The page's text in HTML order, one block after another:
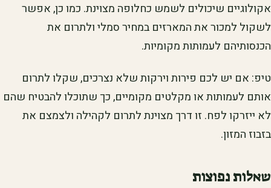
אקולוגיים שיכולים לשמש כחלופה מצוינת. כמו כן, אפשר
לשקול למכור את המארזים במחיר סמלי ולתרום את
הכנסותיהם לעמותות מקומיות.
טיפ: אם יש לכם פירות וירקות שלא נצרכים, שקלו לתרום
אותם לעמותות או מקלטים מקומיים, כך שתוכלו להבטיח שהם
לא ייזרקו לפח. זו דרך מצוינת לתרום לקהילה ולצמצם את
בזבוז המזון.
שאלות נפוצות